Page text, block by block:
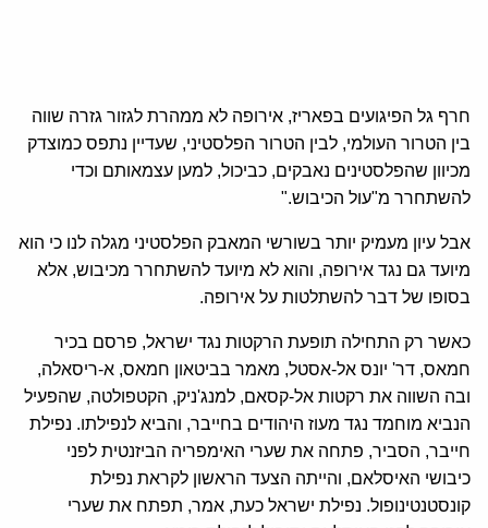
חרף גל הפיגועים בפאריז, אירופה לא ממהרת לגזור גזרה שווה
בין הטרור העולמי, לבין הטרור הפלסטיני, שעדיין נתפס כמוצדק
מכיוון שהפלסטינים נאבקים, כביכול, למען עצמאותם וכדי
להשתחרר מ"עול הכיבוש."
אבל עיון מעמיק יותר בשורשי המאבק הפלסטיני מגלה לנו כי הוא
מיועד גם נגד אירופה, והוא לא מיועד להשתחרר מכיבוש, אלא
בסופו של דבר להשתלטות על אירופה.
כאשר רק התחילה תופעת הרקטות נגד ישראל, פרסם בכיר
חמאס, דר' יונס אל-אסטל, מאמר בביטאון חמאס, א-ריסאלה,
ובה השווה את רקטות אל-קסאם, למנג'ניק, הקטפולטה, שהפעיל
הנביא מוחמד נגד מעוז היהודים בחייבר, והביא לנפילתו. נפילת
חייבר, הסביר, פתחה את שערי האימפריה הביזנטית לפני
כיבושי האיסלאם, והייתה הצעד הראשון לקראת נפילת
קונסטנטינופול. נפילת ישראל כעת, אמר, תפתח את שערי